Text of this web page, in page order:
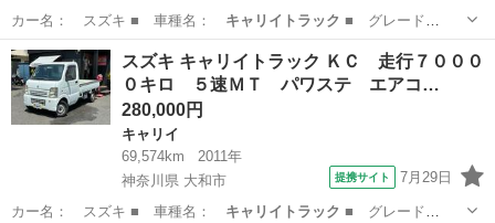
カー名： スズキ ■ 車種名： キャリイトラック ■ グレード
名： ＫＣエアコン…
愛知 春日井市 キャリイ
スズキ キャリイトラック ＫＣ 走行７０００
０キロ ５速ＭＴ パワステ エアコ…
280,000円
キャリイ
69,574km
2011年
神奈川県 大和市
提携サイト 7月29日
カー名： スズキ ■ 車種名： キャリイトラック ■ グレード